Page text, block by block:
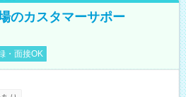
のカスタマーサポー
・面接OK